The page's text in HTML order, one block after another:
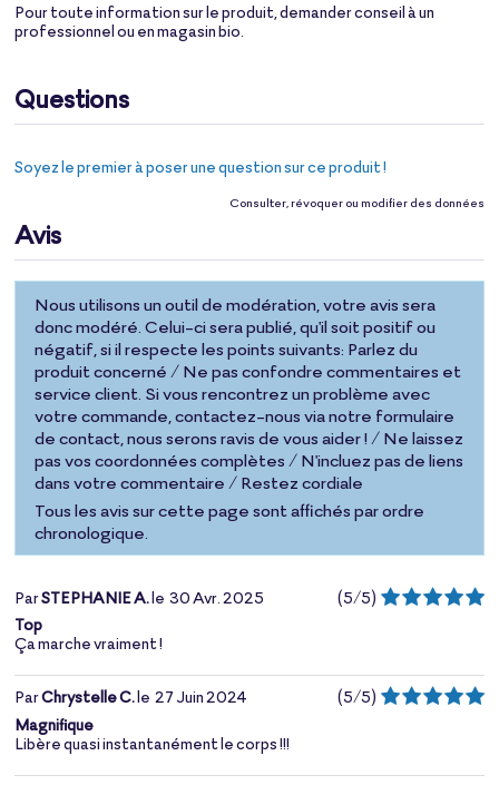
Pour toute information sur le produit, demander conseil à un
professionnel ou en magasin bio.
Questions
Soyez le premier à poser une question sur ce produit !
Consulter, révoquer ou modifier des données
Avis
Nous utilisons un outil de modération, votre avis sera
donc modéré. Celui-ci sera publié, qu'il soit positif ou
négatif, si il respecte les points suivants: Parlez du
produit concerné / Ne pas confondre commentaires et
service client. Si vous rencontrez un problème avec
votre commande, contactez-nous via notre formulaire
de contact, nous serons ravis de vous aider ! / Ne laissez
pas vos coordonnées complètes / N'incluez pas de liens
dans votre commentaire / Restez cordiale
Tous les avis sur cette page sont affichés par ordre
chronologique.
ParSTEPHANIE A.le 30 Avr. 2025 (5/5)
Top
Ça marche vraiment !
ParChrystelle C.le 27 Juin 2024 (5/5)
Magnifique
Libère quasi instantanément le corps !!!